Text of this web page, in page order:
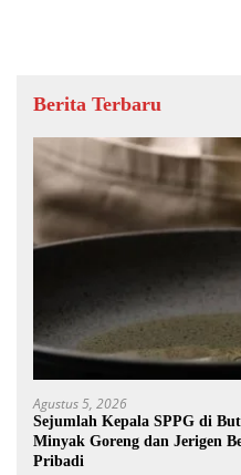
Berita Terbaru
Agustus 5, 2026
Sejumlah Kepala SPPG di
Minyak Goreng dan Jerigen
Pribadi